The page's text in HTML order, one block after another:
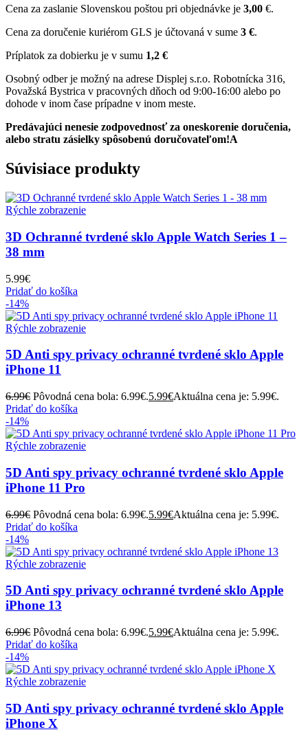
Cena za zaslanie Slovenskou poštou pri objednávke je 3,00 €.
Cena za doručenie kuriérom GLS je účtovaná v sume 3 €.
Príplatok za dobierku je v sumu 1,2 €
Osobný odber je možný na adrese Displej s.r.o. Robotnícka 316,
Považská Bystrica v pracovných dňoch od 9:00-16:00 alebo po
dohode v inom čase prípadne v inom meste.
Predávajúci nenesie zodpovednosť za oneskorenie doručenia,
alebo stratu zásielky spôsobenú doručovateľom!A
Súvisiace produkty
Rýchle zobrazenie
3D Ochranné tvrdené sklo Apple Watch Series 1 –
38 mm
5.99€
Pridať do košíka
-14%
Rýchle zobrazenie
5D Anti spy privacy ochranné tvrdené sklo Apple
iPhone 11
6.99€ Pôvodná cena bola: 6.99€.5.99€Aktuálna cena je: 5.99€.
Pridať do košíka
-14%
Rýchle zobrazenie
5D Anti spy privacy ochranné tvrdené sklo Apple
iPhone 11 Pro
6.99€ Pôvodná cena bola: 6.99€.5.99€Aktuálna cena je: 5.99€.
Pridať do košíka
-14%
Rýchle zobrazenie
5D Anti spy privacy ochranné tvrdené sklo Apple
iPhone 13
6.99€ Pôvodná cena bola: 6.99€.5.99€Aktuálna cena je: 5.99€.
Pridať do košíka
-14%
Rýchle zobrazenie
5D Anti spy privacy ochranné tvrdené sklo Apple
iPhone X